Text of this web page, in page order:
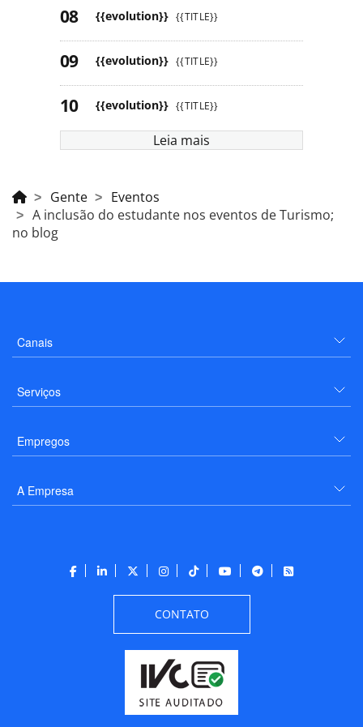
{{evolution}} {{TITLE}}
{{evolution}} {{TITLE}}
{{evolution}} {{TITLE}}
Leia mais
Gente
Eventos
A inclusão do estudante nos eventos de Turismo;
no blog
Canais
Serviços
Empregos
A Empresa
CONTATO